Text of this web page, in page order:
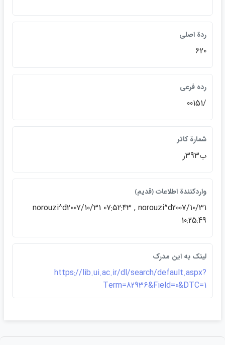
ردة اصلي
620
رده فرعي
/00151
شمارة كاتر
ب393ر
واردكنندة اطلاعات ﴿قديم﴾
norouzi^d2007/10/31 07:52:43 , norouzi^d2007/10/31
10:25:49
لينک به اين مدرک
https://lib.ui.ac.ir/dl/search/default.aspx?
Term=82936&Field=0&DTC=1